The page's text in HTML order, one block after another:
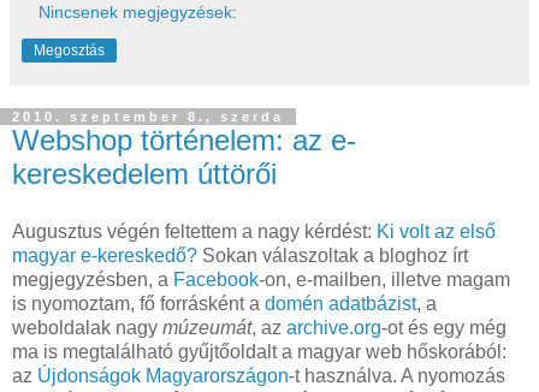
Nincsenek megjegyzések:
Megosztás
2010. szeptember 8., szerda
Webshop történelem: az e-
kereskedelem úttörői
Augusztus végén feltettem a nagy kérdést: Ki volt az első
magyar e-kereskedő? Sokan válaszoltak a bloghoz írt
megjegyzésben, a Facebook-on, e-mailben, illetve magam
is nyomoztam, fő forrásként a domén adatbázist, a
weboldalak nagy múzeumát, az archive.org-ot és egy még
ma is megtalálható gyűjtőoldalt a magyar web hőskorából:
az Újdonságok Magyarországon-t használva. A nyomozás